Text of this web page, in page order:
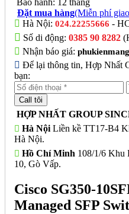
Đặt mua hàng(Miễn phí
Hà Nội: 024.22255666 -
Số di động: 0385 90 8282
Nhận báo giá:
Để lại thông tin, Hợp Nhất
bạn:
HỢP NHẤT GROUP
Hà Nội Liền kề TT17-B4
Hà Nội.
Hồ Chí Minh 108/1/6 Khu
10, Gò Vấp.
Cisco SG350-
Managed SFP